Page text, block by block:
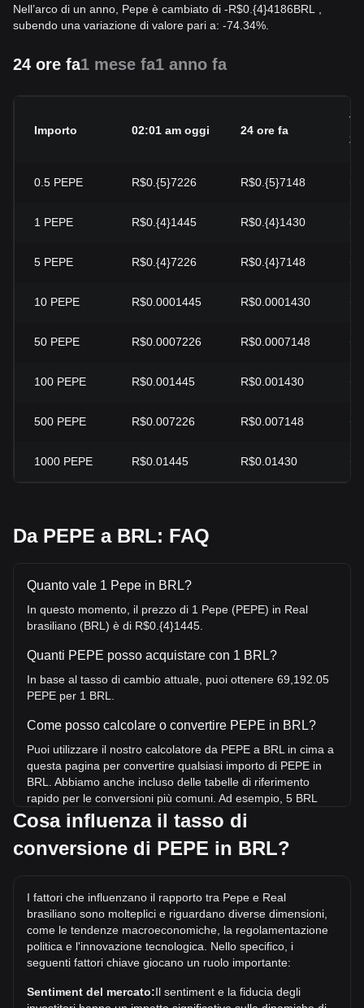
Nell’arco di un anno, Pepe è cambiato di -R$0.{4}4186BRL
subendo una variazione di valore pari a: -74.34%.
24 ore fa1 mese fa1 anno fa
Importo 02:01 am oggi 24 ore fa
0.5 PEPE R$0.{5}7226 R$0.{5}7148
1 PEPE R$0.{4}1445 R$0.{4}1430
5 PEPE R$0.{4}7226 R$0.{4}7148
10 PEPE R$0.0001445 R$0.0001430
50 PEPE R$0.0007226 R$0.0007148
100 PEPE R$0.001445 R$0.001430
500 PEPE R$0.007226 R$0.007148
1000 PEPE R$0.01445 R$0.01430
Da PEPE a BRL: FAQ
Quanto vale 1 Pepe in BRL?
In questo momento, il prezzo di 1 Pepe (PEPE) in Real
brasiliano (BRL) è di R$0.{4}1445.
Quanti PEPE posso acquistare con 1 BRL?
In base al tasso di cambio attuale, puoi ottenere 69,192.05
PEPE per 1 BRL.
Come posso calcolare o convertire PEPE in BRL?
Puoi utilizzare il nostro calcolatore da PEPE a BRL in cima a
questa pagina per convertire qualsiasi importo di PEPE in
BRL. Abbiamo anche incluso delle tabelle di riferimento
rapido per le conversioni più comuni. Ad esempio, 5 BRL
equivalgono a 345,960.24 PEPE, mentre 5 PEPE
costeranno circa 0.{4}7226BRL.
R$0.0001440. Resta da vedere se il valore di 1 PEPE/BRL
supererà l'attuale massimo storico.
Qual è la tendenza del prezzo di in BRL?
Negli ultimi 7 giorni, il tasso di cambio di Pepe (PEPE) è
aumentato di 1.94%. Nell'ultimo mese, il tasso di cambio di
Pepe (PEPE) è aumentato di 9.87% in rapporto a: Real
Cosa influenza il tasso di
conversione di PEPE in BRL?
I fattori che influenzano il rapporto tra Pepe e Real
brasiliano sono molteplici e riguardano diverse dimensioni,
come le tendenze macroeconomiche, la regolamentazione
politica e l'innovazione tecnologica. Nello specifico, i
seguenti fattori chiave giocano un ruolo importante:
Sentiment del mercato:Il sentiment e la fiducia degli